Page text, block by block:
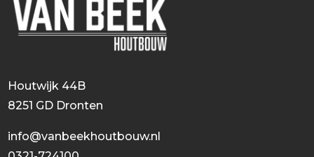
Houtwijk 44B
8251 GD Dronten
info@vanbeekhoutbouw.nl